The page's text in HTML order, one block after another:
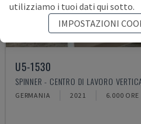
U5-1530
SPINNER - CENTRO DI LAVORO
GERMANIA 2021 6.000 ORE
utilizziamo i tuoi dati qui sotto.
IMPOSTAZIONI